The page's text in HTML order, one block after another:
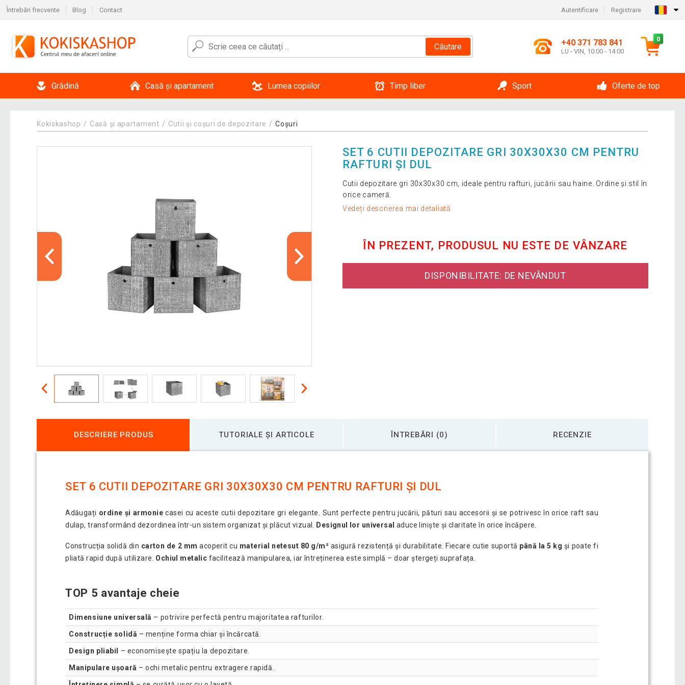
Întrebări frecvente Blog Contact Autentificare Registrare
Căutare +40 371 783 841
LU - VIN, 10:00 - 14:00
0
Grădină Casă și apartament Lumea copiilor Timp liber Sport Oferte de top
Kokiskashop Casă și apartament Cutii și coșuri de depozitare Coșuri
SET 6 CUTII DEPOZITARE GRI 30X30X30 CM PENTRU
RAFTURI ȘI DUL
Cutii depozitare gri 30x30x30 cm, ideale pentru rafturi, jucării sau haine. Ordine și stil în
orice cameră.
Vedeți descrierea mai detaliată
ÎN PREZENT, PRODUSUL NU ESTE DE VÂNZARE
DISPONIBILITATE: DE NEVÂNDUT
DESCRIERE PRODUS TUTORIALE ȘI ARTICOLE ÎNTREBĂRI (0) RECENZIE
SET 6 CUTII DEPOZITARE GRI 30X30X30 CM PENTRU RAFTURI ȘI DUL
Adăugați ordine și armoniecasei cu aceste cutii depozitare gri elegante. Sunt perfecte pentru jucării, pături sau accesorii și se potrivesc în orice raft sau
dulap, transformând dezordinea într-un sistem organizat și plăcut vizual.
Designul lor universal aduce liniște și claritate în orice încăpere.
Construcția solidă din carton de 2 mm acoperit cu material netesut 80 g/m² asigură rezistență și durabilitate. Fiecare cutie suportă până la 5 kg și poate fi
pliată rapid după utilizare. Ochiul metalic facilitează manipularea, iar întreținerea este simplă – doar ștergeți suprafața.
TOP 5 avantaje cheie
Dimensiune universală – potrivire perfectă pentru majoritatea rafturilor.
Construcție solidă – menține forma chiar și încărcată.
Design pliabil – economisește spațiu la depozitare.
Manipulare ușoară – ochi metalic pentru extragere rapidă.